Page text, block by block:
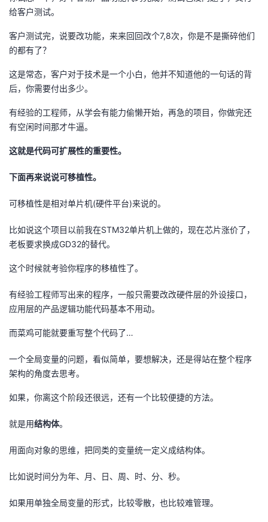
给客户测试。
客户测试完，说要改功能，来来回回改个7,8次，你是不是撕碎他们
的都有了？
这是常态，客户对于技术是一个小白，他并不知道他的一句话的背
后，你需要付出多少。
有经验的工程师，从学会有能力偷懒开始，再急的项目，你做完还
有空闲时间那才牛逼。
这就是代码可扩展性的重要性。
下面再来说说可移植性。
可移植性是相对单片机(硬件平台)来说的。
比如说这个项目以前我在STM32单片机上做的，现在芯片涨价了，
老板要求换成GD32的替代。
这个时候就考验你程序的移植性了。
有经验工程师写出来的程序，一般只需要改改硬件层的外设接口，
应用层的产品逻辑功能代码基本不用动。
而菜鸡可能就要重写整个代码了…
一个全局变量的问题，看似简单，要想解决，还是得站在整个程序
架构的角度去思考。
如果，你离这个阶段还很远，还有一个比较便捷的方法。
就是用结构体。
用面向对象的思维，把同类的变量统一定义成结构体。
比如说时间分为年、月、日、周、时、分、秒。
如果用单独全局变量的形式，比较零散，也比较难管理。